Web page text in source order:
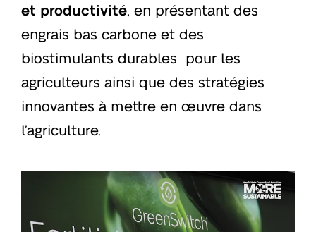
et productivité, en présentant des
engrais bas carbone et des
biostimulants durables pour les
agriculteurs ainsi que des stratégies
innovantes à mettre en œuvre dans
l’agriculture.